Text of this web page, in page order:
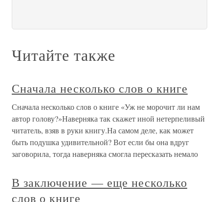
Читайте также
Сначала несколько слов о книге
Сначала несколько слов о книге «Уж не морочит ли нам
автор голову?»Наверняка так скажет иной нетерпеливый
читатель, взяв в руки книгу.На самом деле, как может
быть подушка удивительной? Вот если бы она вдруг
заговорила, тогда наверняка смогла пересказать немало
В заключение — еще несколько
слов о книге